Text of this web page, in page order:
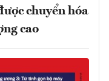
chuyển hóa
cao